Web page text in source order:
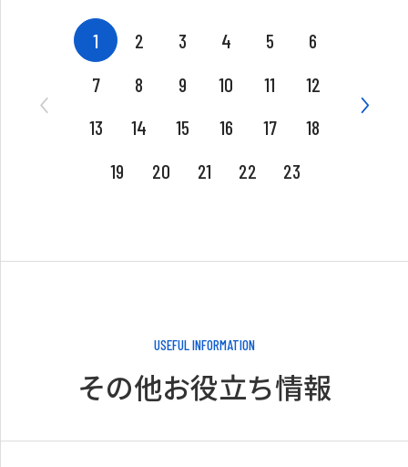
1 2 3 4 5
6
7
8 9 10 11
12
13
14 15 16 17
18
19
20 21 22 23
USEFUL INFORMATION
その他お役立ち情報